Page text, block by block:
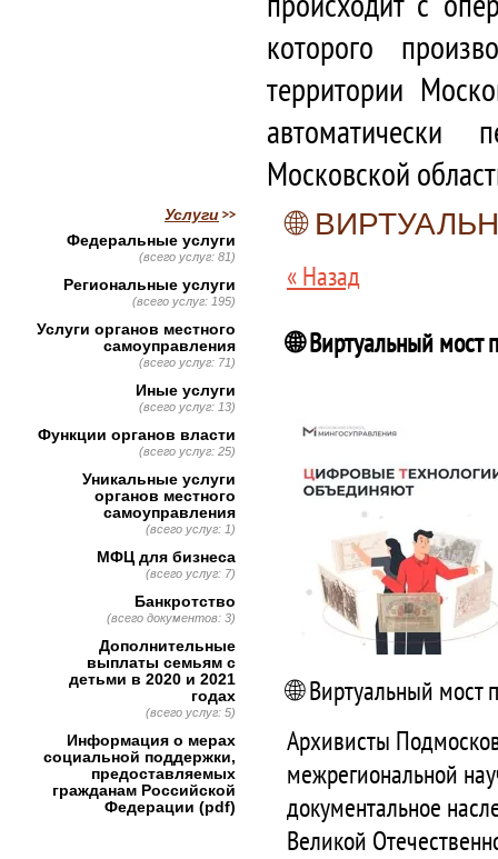
которого
территории
автоматически
Московской
🌐
« Назад
🌐 Виртуальный мост
🌐 Виртуальный мост
Архивисты
межрегиональной
документальное
Великой
Услуги
Федеральные услуги
(всего услуг: 81)
Региональные услуги
(всего услуг: 195)
Услуги органов местного
самоуправления
(всего услуг: 71)
Иные услуги
(всего услуг: 13)
Функции органов власти
(всего услуг: 25)
Уникальные услуги
органов местного
самоуправления
(всего услуг: 1)
МФЦ для бизнеса
(всего услуг: 7)
Банкротство
(всего документов: 3)
Дополнительные
выплаты семьям с
детьми в 2020 и 2021
годах
(всего услуг: 5)
Информация о мерах
социальной поддержки,
предоставляемых
гражданам Российской
Федерации (pdf)